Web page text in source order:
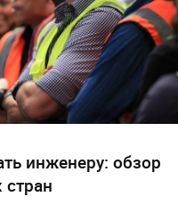
инженеру: обзор
стран